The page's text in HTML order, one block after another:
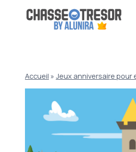
Accueil » Jeux anniversaire pour